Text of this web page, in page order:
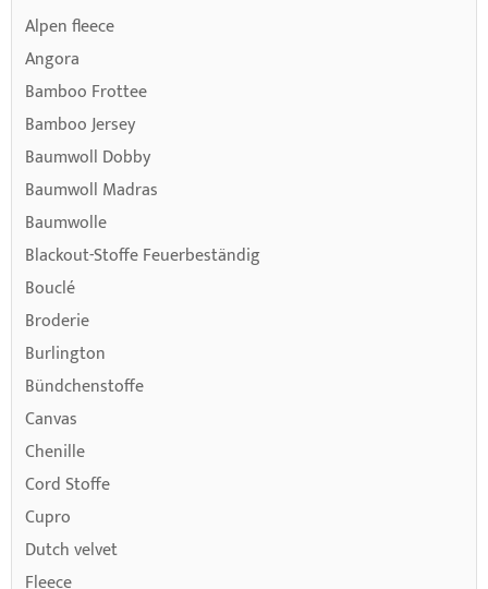
Alpen fleece
Angora
Bamboo Frottee
Bamboo Jersey
Baumwoll Dobby
Baumwoll Madras
Baumwolle
Blackout-Stoffe Feuerbeständig
Bouclé
Broderie
Burlington
Bündchenstoffe
Canvas
Chenille
Cord Stoffe
Cupro
Dutch velvet
Fleece